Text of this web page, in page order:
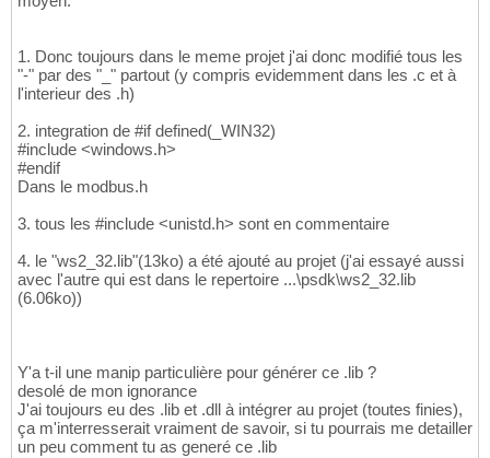
1. Donc toujours dans le meme projet j'ai donc modifié tous les
"-" par des "_" partout (y compris evidemment dans les .c et à
l'interieur des .h)
2. integration de #if defined(_WIN32)
#include <windows.h>
#endif
Dans le modbus.h
3. tous les #include <unistd.h> sont en commentaire
4. le "ws2_32.lib"(13ko) a été ajouté au projet (j'ai essayé aussi
avec l'autre qui est dans le repertoire ...\psdk\ws2_32.lib
(6.06ko))
Y'a t-il une manip particulière pour générer ce .lib ?
desolé de mon ignorance
J'ai toujours eu des .lib et .dll à intégrer au projet (toutes finies),
ça m'interresserait vraiment de savoir, si tu pourrais me detailler
un peu comment tu as generé ce .lib